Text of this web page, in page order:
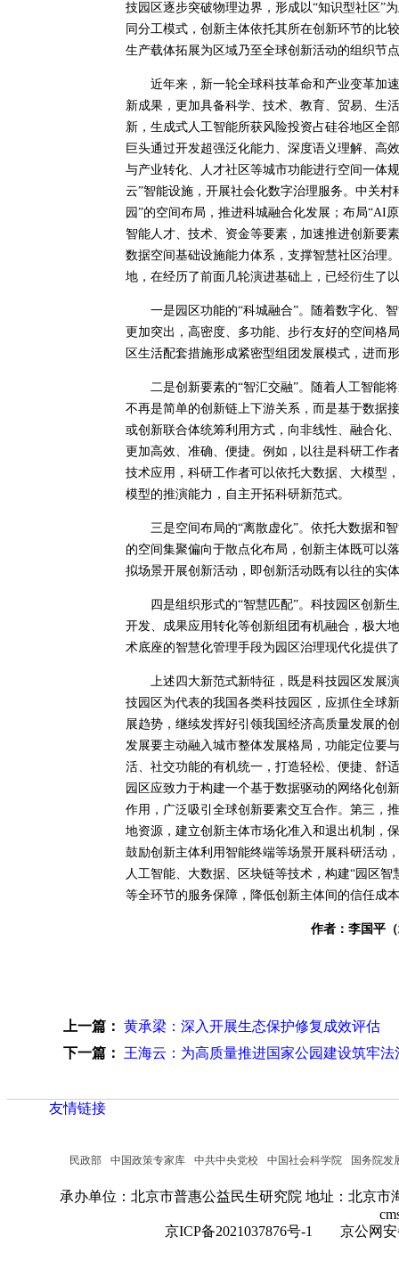
技园区逐步突破物理边界，形成以“知识型社区”
同分工模式，创新主体依托其所在创新环节的比
生产载体拓展为区域乃至全球创新活动的组织节
近年来，新一轮全球科技革命和产业变革加速
新成果，更加具备科学、技术、教育、贸易、生
新，生成式人工智能所获风险投资占硅谷地区全
巨头通过开发超强泛化能力、深度语义理解、高
与产业转化、人才社区等城市功能进行空间一体
云”智能设施，开展社会化数字治理服务。中关
园”的空间布局，推进科城融合化发展；布局“AI
智能人才、技术、资金等要素，加速推进创新要
数据空间基础设施能力体系，支撑智慧社区治理
地，在经历了前面几轮演进基础上，已经衍生了
一是园区功能的“科城融合”。随着数字化、智
更加突出，高密度、多功能、步行友好的空间格
区生活配套措施形成紧密型组团发展模式，进而
二是创新要素的“智汇交融”。随着人工智能将
不再是简单的创新链上下游关系，而是基于数据
或创新联合体统筹利用方式，向非线性、融合化
更加高效、准确、便捷。例如，以往是科研工作
技术应用，科研工作者可以依托大数据、大模型
模型的推演能力，自主开拓科研新范式。
三是空间布局的“离散虚化”。依托大数据和智
的空间集聚偏向于散点化布局，创新主体既可以
拟场景开展创新活动，即创新活动既有以往的实
四是组织形式的“智慧匹配”。科技园区创新生
开发、成果应用转化等创新组团有机融合，极大
术底座的智慧化管理手段为园区治理现代化提供
上述四大新范式新特征，既是科技园区发展演
技园区为代表的我国各类科技园区，应抓住全球
展趋势，继续发挥好引领我国经济高质量发展的
发展要主动融入城市整体发展格局，功能定位要
活、社交功能的有机统一，打造轻松、便捷、舒
园区应致力于构建一个基于数据驱动的网络化创
作用，广泛吸引全球创新要素交互合作。第三，
地资源，建立创新主体市场化准入和退出机制，
鼓励创新主体利用智能终端等场景开展科研活动
人工智能、大数据、区块链等技术，构建“园区
等全环节的服务保障，降低创新主体间的信任成
作者：李国平
上一篇： 黄承梁：深入开展生态保护修复成效评估
下一篇：
王海云：为高质量推进国家公园建设筑牢法
友情链接
民政部 中国政策专家库 中共中央党校 中国社会科学院 国务院发
承办单位：北京市普惠公益民生研究院 地址：北京市
京ICP备2021037876号-1
京公网安